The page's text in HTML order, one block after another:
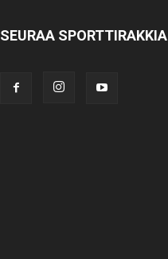
SEURAA SPORTTIRAKKIA